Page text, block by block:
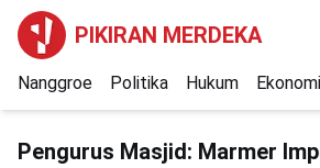
PIKIRAN MERDEKA
Nanggroe Politika Hukum Ekonomi
Pengurus Masjid: Marmer